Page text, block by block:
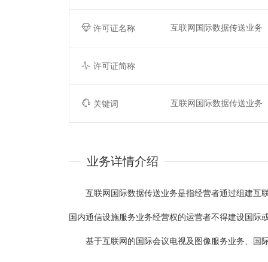
许可证名称 互联网国际数据传送业务
许可证简称
关键词 互联网国际数据传送业务
业务详情介绍
互联网国际数据传送业务是指经营者通过组建互
国内通信设施服务业务经营权的运营者不得建设国
基于互联网的国际会议电视及图像服务业务、国